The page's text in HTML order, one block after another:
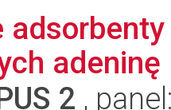
adeninę
2 ,